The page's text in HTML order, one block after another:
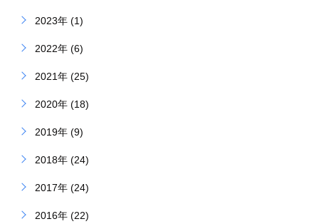
2023年 (1)
2022年 (6)
2021年 (25)
2020年 (18)
2019年 (9)
2018年 (24)
2017年 (24)
2016年 (22)